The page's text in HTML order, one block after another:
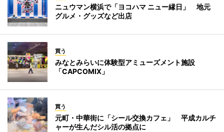
ニュウマン横浜で「ヨコハマ ニュー縁日」 地元
グルメ・グッズなど出店
買う
みなとみらいに体験型アミューズメント施設
「CAPCOMIX」
買う
元町・中華街に「シール交換カフェ」 平成カルチ
ャーが生んだシル活の拠点に